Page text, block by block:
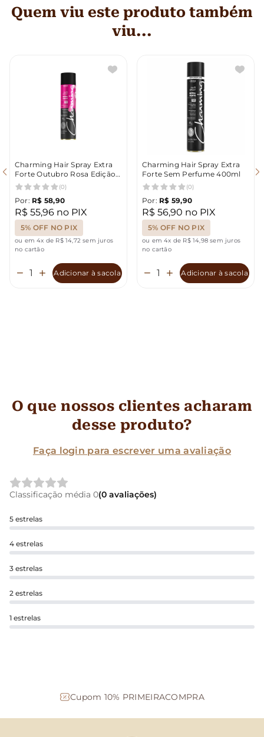
Quem viu este produto também
viu...
Charming Hair Spray Extra
Forte Outubro Rosa Edição
limitada 400ml
(0)
Por: R$ 58,90
R$ 55,96 no PIX
5% OFF NO PIX
ou em 4x de R$ 14,72 sem juros
no cartão
Adicionar à sacola
Charming Hair Spray Extra
Forte Sem Perfume 400ml
(0)
Por: R$ 59,90
R$ 56,90 no PIX
5% OFF NO PIX
ou em 4x de R$ 14,98 sem juros
no cartão
Adicionar à sacola
O que nossos clientes acharam
desse produto?
Faça login para escrever uma avaliação
Classificação média 0(0 avaliações)
5 estrelas
4 estrelas
3 estrelas
2 estrelas
1 estrelas
Cupom 10% PRIMEIRACOMPRA